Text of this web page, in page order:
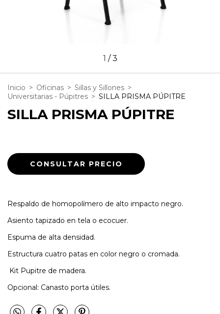
1 /3
Inicio > Oficinas > Sillas y Sillones >
Universitarias - Púpitres > SILLA PRISMA PÚPITRE
SILLA PRISMA PÚPITRE
Respaldo de homopolí­mero de alto impacto negro.
Asiento tapizado en tela o ecocuer.
Espuma de alta densidad.
Estructura cuatro patas en color negro o cromada.
Kit Pupitre de madera.
Opcional: Canasto porta útiles.